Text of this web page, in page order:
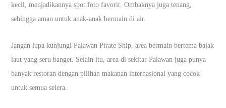
kecil, menjadikannya spot foto favorit. Ombaknya juga tenang,
sehingga aman untuk anak-anak bermain di air.
Jangan lupa kunjungi Palawan Pirate Ship, area bermain bertema bajak
laut yang seru banget. Selain itu, area di sekitar Palawan juga punya
banyak restoran dengan pilihan makanan internasional yang cocok
untuk semua selera.